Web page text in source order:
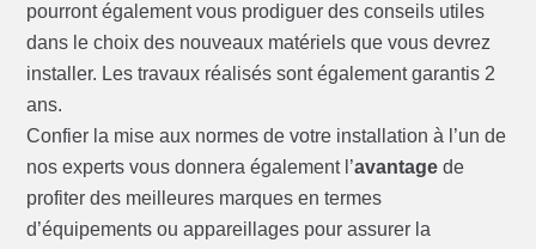
pourront également vous prodiguer des conseils utiles
dans le choix des nouveaux matériels que vous devrez
installer. Les travaux réalisés sont également garantis 2
ans.
Confier la mise aux normes de votre installation à l’un de
nos experts vous donnera également l’avantage de
profiter des meilleures marques en termes
d’équipements ou appareillages pour assurer la